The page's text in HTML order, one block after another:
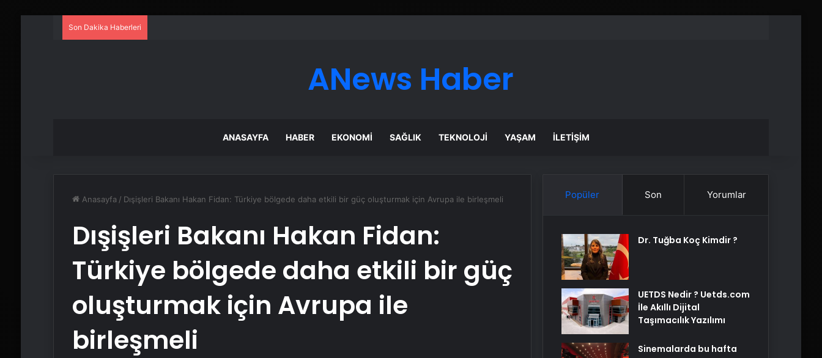
Son Dakika Haberleri
ANews Haber
ANASAYFA HABER EKONOMI SAĞLIK TEKNOLOJI YAŞAM İLETIŞIM
Anasayfa / Dışişleri Bakanı Hakan Fidan: Türkiye bölgede daha etkili bir güç oluşturmak için Avrupa ile birleşmeli
Dışişleri Bakanı Hakan Fidan:
Türkiye bölgede daha etkili bir güç
oluşturmak için Avrupa ile
birleşmeli
Popüler Son Yorumlar
Dr. Tuğba Koç Kimdir ?
UETDS Nedir ? Uetds.com
İle Akıllı Dijital
Taşımacılık Yazılımı
Sinemalarda bu hafta